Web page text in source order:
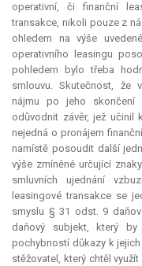
operativní, či finanční
transakce, nikoli pouze z
ohledem na výše
operativního leasingu
pohledem bylo třeba
smlouvu. Skutečnost, že
nájmu po jeho
odůvodnit závěr, jež
nejedná o pronájem
namístě posoudit další
výše zmíněné určující
smluvních ujednání
leasingové transakce se
smyslu § 31 odst. 9
daňový subjekt, který
pochybností důkazy k
stěžovatel, který chtěl